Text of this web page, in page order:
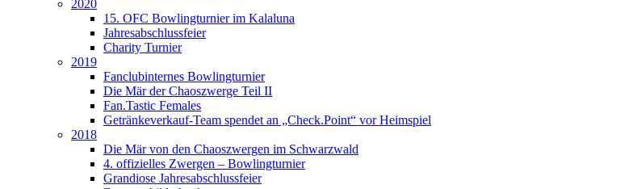
2020
15. OFC Bowlingturnier im Kalaluna
Jahresabschlussfeier
Charity Turnier
2019
Fanclubinternes Bowlingturnier
Die Mär der Chaoszwerge Teil II
Fan.Tastic Females
Getränkeverkauf-Team spendet an „Check.Point“ vor Heimspiel
2018
Die Mär von den Chaoszwergen im Schwarzwald
4. offizielles Zwergen – Bowlingturnier
Grandiose Jahresabschlussfeier